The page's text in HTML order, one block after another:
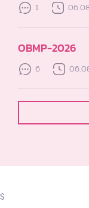
1
OBMP-2026
6
$